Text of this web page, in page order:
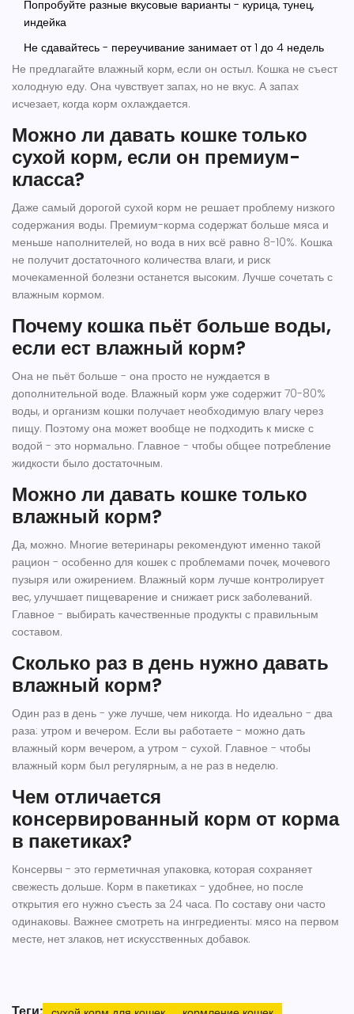
Попробуйте разные вкусовые варианты - курица, тунец,
индейка
Не сдавайтесь - переучивание занимает от 1 до 4 недель
Не предлагайте влажный корм, если он остыл. Кошка не съест
холодную еду. Она чувствует запах, но не вкус. А запах
исчезает, когда корм охлаждается.
Можно ли давать кошке только
сухой корм, если он премиум-
класса?
Даже самый дорогой сухой корм не решает проблему низкого
содержания воды. Премиум-корма содержат больше мяса и
меньше наполнителей, но вода в них всё равно 8-10%. Кошка
не получит достаточного количества влаги, и риск
мочекаменной болезни останется высоким. Лучше сочетать с
влажным кормом.
Почему кошка пьёт больше воды,
если ест влажный корм?
Она не пьёт больше - она просто не нуждается в
дополнительной воде. Влажный корм уже содержит 70-80%
воды, и организм кошки получает необходимую влагу через
пищу. Поэтому она может вообще не подходить к миске с
водой - это нормально. Главное - чтобы общее потребление
жидкости было достаточным.
Можно ли давать кошке только
влажный корм?
Да, можно. Многие ветеринары рекомендуют именно такой
рацион - особенно для кошек с проблемами почек, мочевого
пузыря или ожирением. Влажный корм лучше контролирует
вес, улучшает пищеварение и снижает риск заболеваний.
Главное - выбирать качественные продукты с правильным
составом.
Сколько раз в день нужно давать
влажный корм?
Один раз в день - уже лучше, чем никогда. Но идеально - два
раза: утром и вечером. Если вы работаете - можно дать
влажный корм вечером, а утром - сухой. Главное - чтобы
влажный корм был регулярным, а не раз в неделю.
Чем отличается
консервированный корм от корма
в пакетиках?
Консервы - это герметичная упаковка, которая сохраняет
свежесть дольше. Корм в пакетиках - удобнее, но после
открытия его нужно съесть за 24 часа. По составу они часто
одинаковы. Важнее смотреть на ингредиенты: мясо на первом
месте, нет злаков, нет искусственных добавок.